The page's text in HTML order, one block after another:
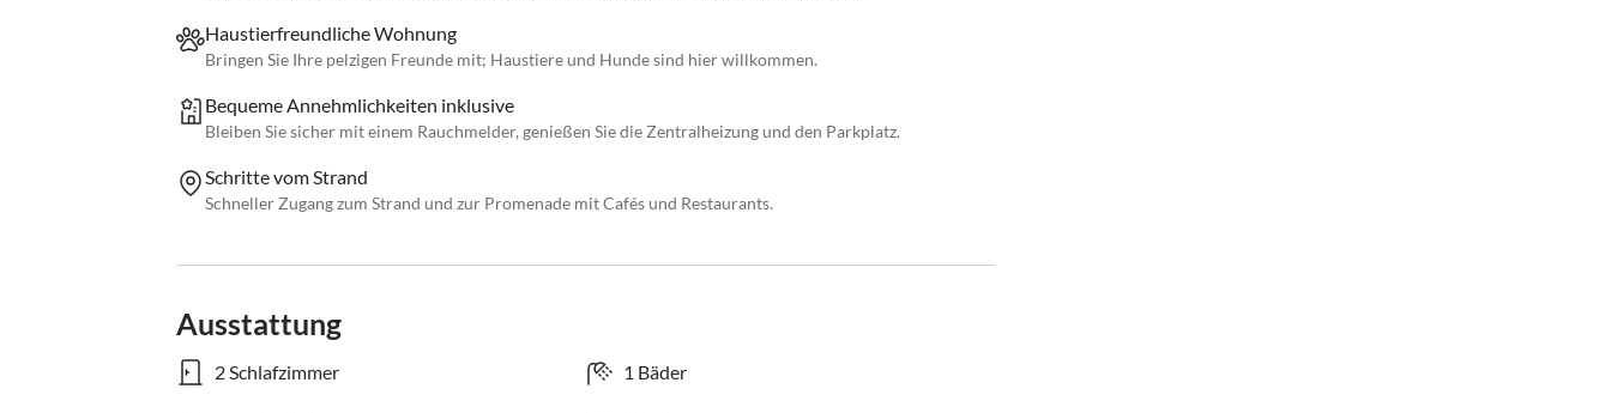
Haustierfreundliche Wohnung
Bringen Sie Ihre pelzigen Freunde mit; Haustiere und Hunde sind hier willkommen.
Bequeme Annehmlichkeiten inklusive
Bleiben Sie sicher mit einem Rauchmelder, genießen Sie die Zentralheizung und den Parkplatz.
Schritte vom Strand
Schneller Zugang zum Strand und zur Promenade mit Cafés und Restaurants.
Ausstattung
2 Schlafzimmer 1 Bäder